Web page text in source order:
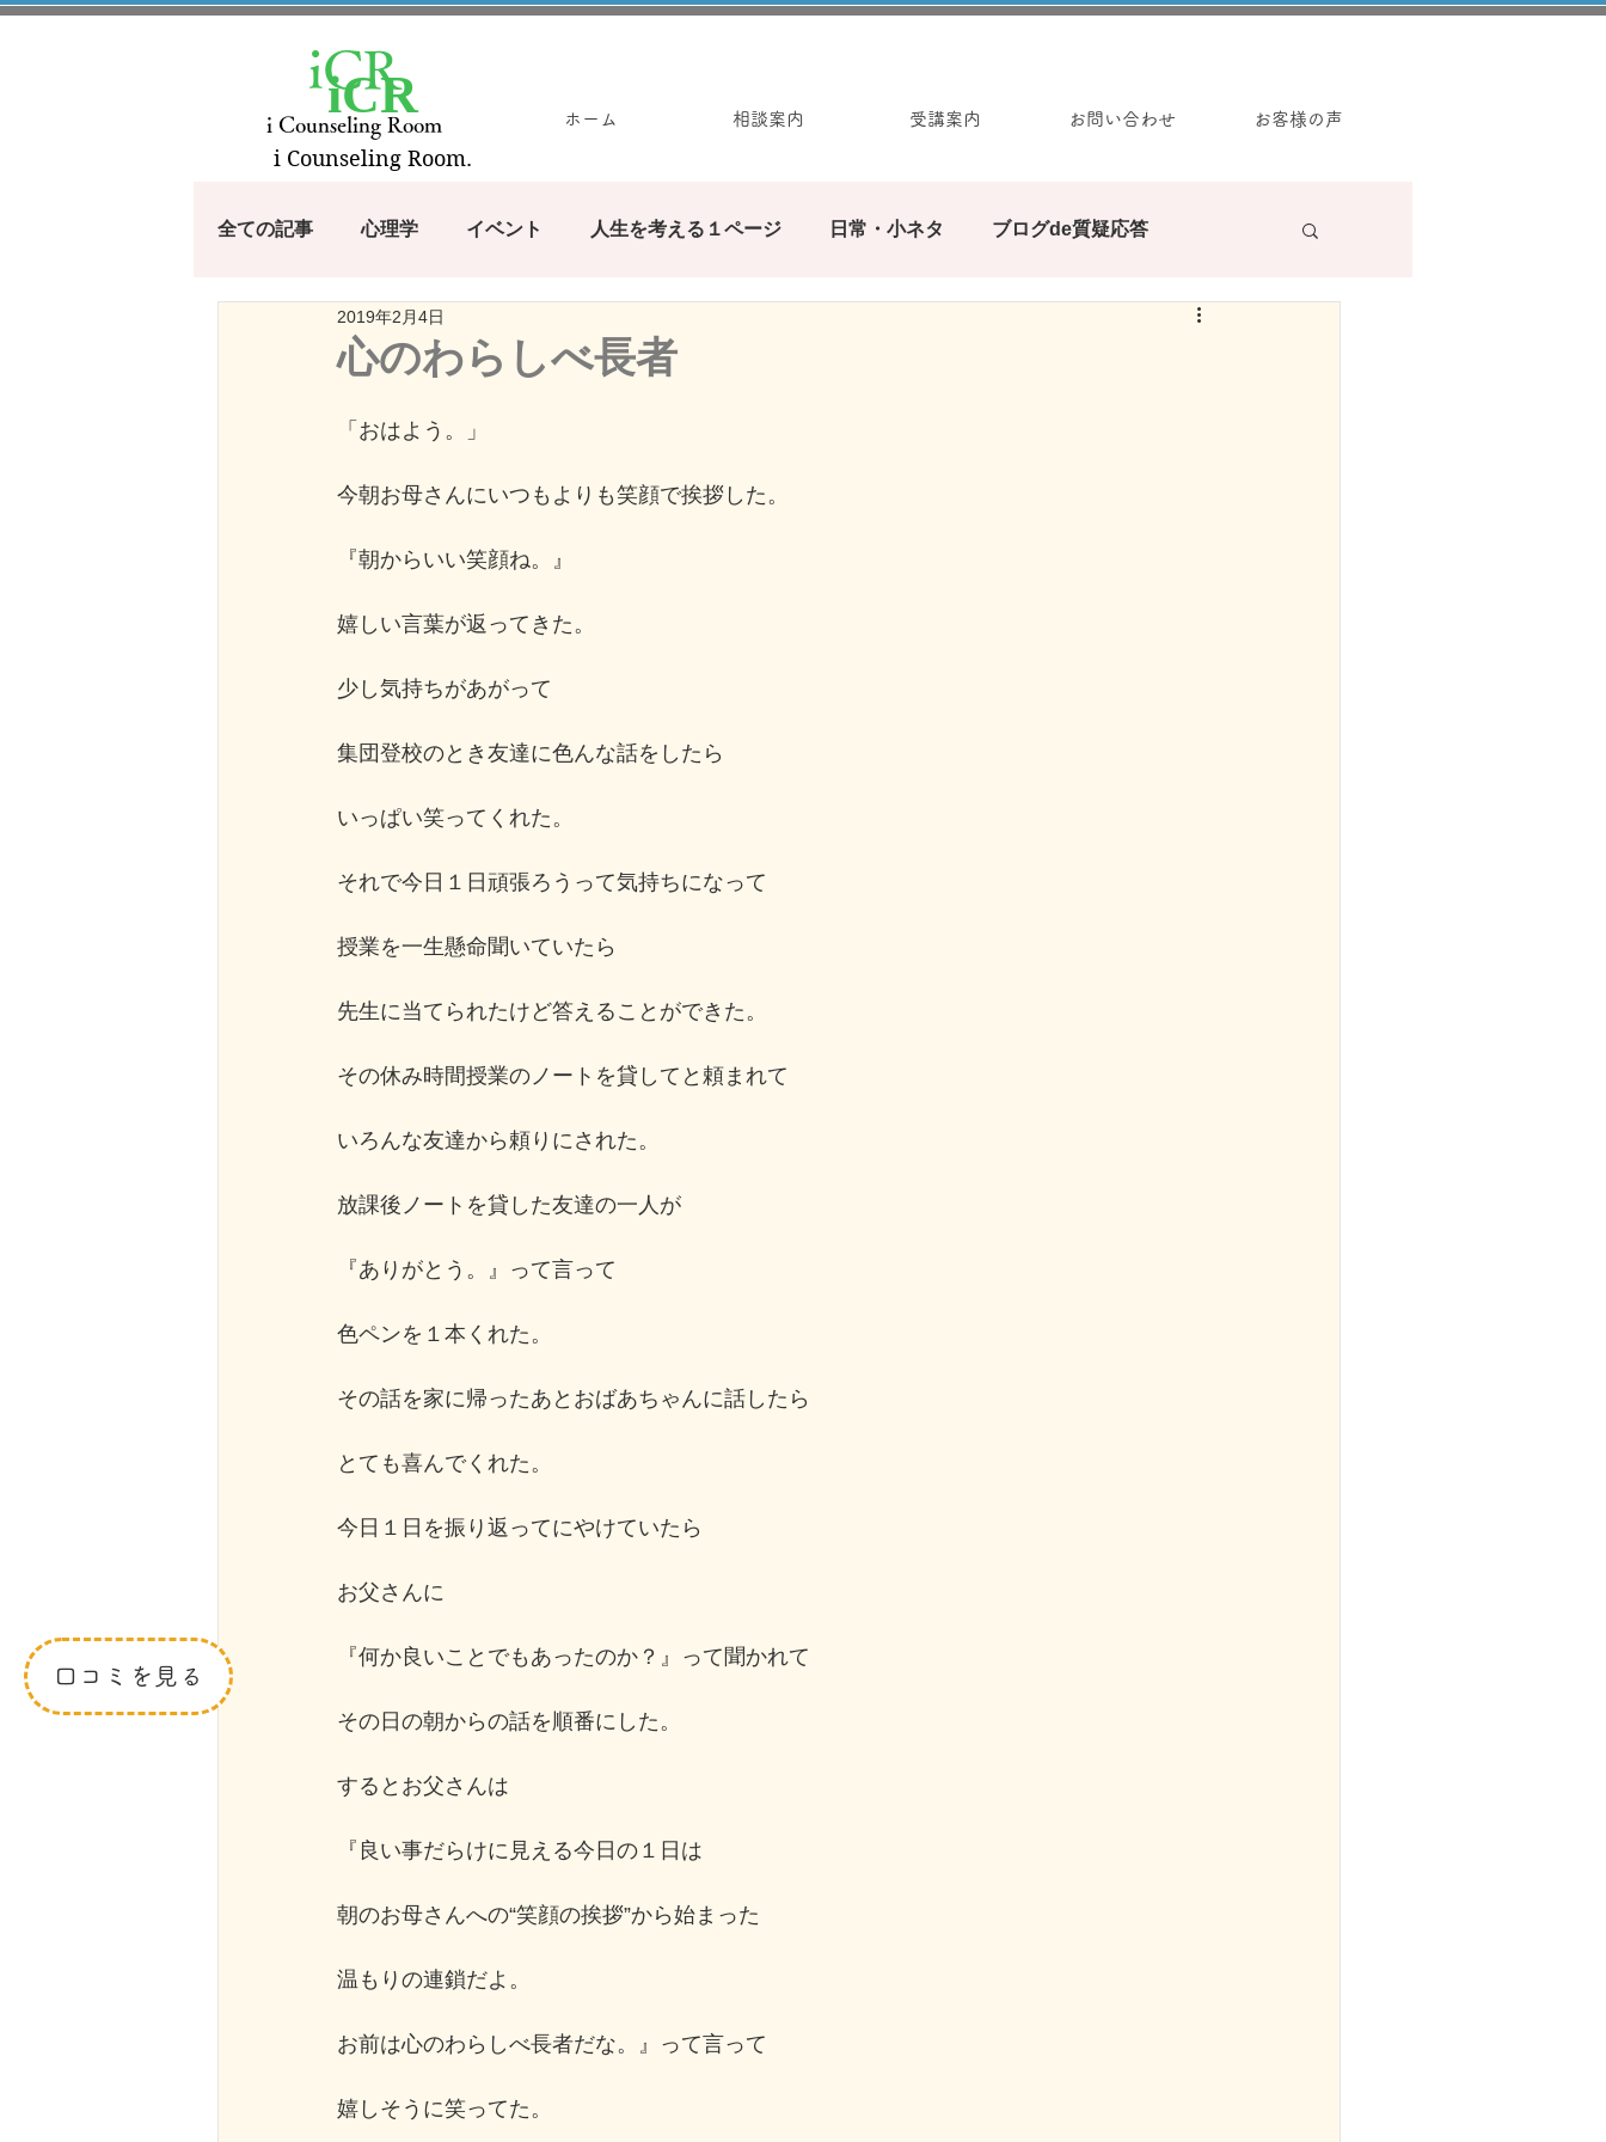
i Counseling Room
iCR
ホーム 相談案内 受講案内 お問い合わせ お客様の声
口コミを見る
全ての記事 心理学 イベント 人生を考える１ページ 日常・小ネタ ブログde質疑応答
漫画・アニメから学ぶシリーズ
100のコトバ つぶやき
心のわらしべ長者
2019年2月4日
「おはよう。」
今朝お母さんにいつもよりも笑顔で挨拶した。
『朝からいい笑顔ね。』
嬉しい言葉が返ってきた。
少し気持ちがあがって
集団登校のとき友達に色んな話をしたら
いっぱい笑ってくれた。
それで今日１日頑張ろうって気持ちになって
授業を一生懸命聞いていたら
先生に当てられたけど答えることができた。
その休み時間授業のノートを貸してと頼まれて
いろんな友達から頼りにされた。
放課後ノートを貸した友達の一人が
『ありがとう。』って言って
色ペンを１本くれた。
その話を家に帰ったあとおばあちゃんに話したら
とても喜んでくれた。
今日１日を振り返ってにやけていたら
お父さんに
『何か良いことでもあったのか？』って聞かれて
その日の朝からの話を順番にした。
するとお父さんは
『良い事だらけに見える今日の１日は
朝のお母さんへの“笑顔の挨拶”から始まった
温もりの連鎖だよ。
お前は心のわらしべ長者だな。』って言って
嬉しそうに笑ってた。
iCR
i Counseling Room.